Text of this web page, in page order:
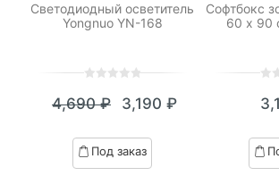
Светодиодный осветитель
Yongnuo YN-168
out
based
on
4,690₽
Первоначальная
цена
составляла
3,190 ₽
Текущая
цена:
3,190 ₽.
Под заказ
Софтбокс
60 х 90
out
on